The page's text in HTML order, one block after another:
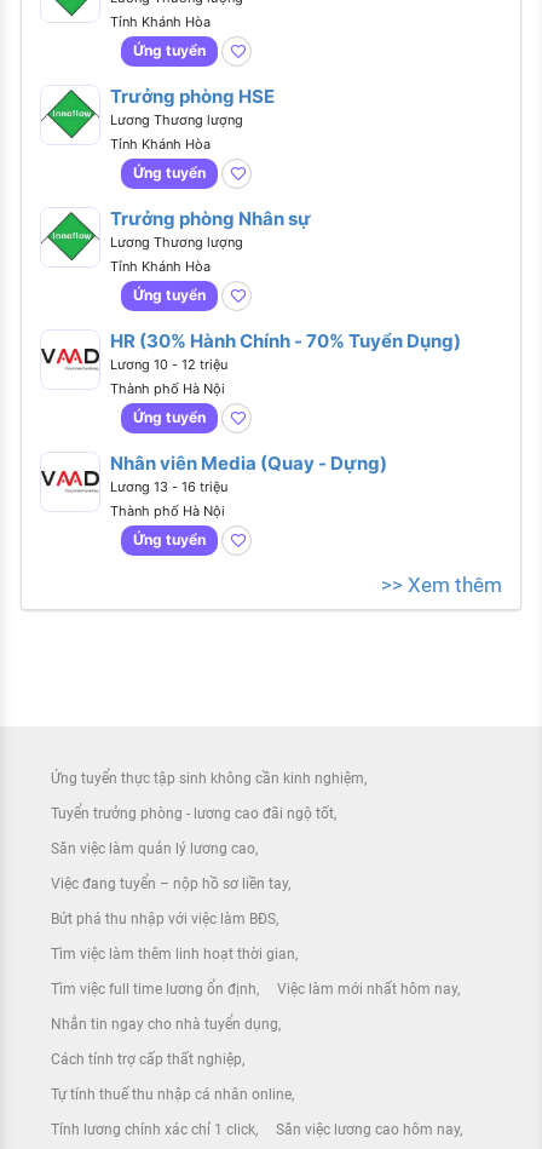
Tỉnh Khánh Hòa
Ứng tuyển
Trưởng phòng HSE
Lương Thương lượng
Tỉnh Khánh Hòa
Ứng tuyển
Trưởng phòng Nhân sự
Lương Thương lượng
Tỉnh Khánh Hòa
Ứng tuyển
HR (30% Hành Chính - 70% Tuyển Dụng)
Lương 10 - 12 triệu
Thành phố Hà Nội
Ứng tuyển
Nhân viên Media (Quay - Dựng)
Lương 13 - 16 triệu
Thành phố Hà Nội
Ứng tuyển
>> Xem thêm
Ứng tuyển thực tập sinh không cần kinh nghiệm
Tuyển trưởng phòng - lương cao đãi ngộ tốt
Săn việc làm quản lý lương cao
Việc đang tuyển – nộp hồ sơ liền tay
Bứt phá thu nhập với việc làm BĐS
Tìm việc làm thêm linh hoạt thời gian
Tìm việc full time lương ổn định Việc làm mới nhất hôm nay
Nhắn tin ngay cho nhà tuyển dụng
Cách tính trợ cấp thất nghiệp
Tự tính thuế thu nhập cá nhân online
Tính lương chính xác chỉ 1 click Săn việc lương cao hôm nay